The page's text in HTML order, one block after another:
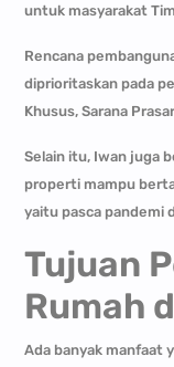
untuk masyarakat
Rencana
diprioritaskan pada
Khusus, Sarana
Selain itu, Iwan juga
properti mampu
yaitu pasca pandemi
Tujuan
Rumah
Ada banyak manfaat